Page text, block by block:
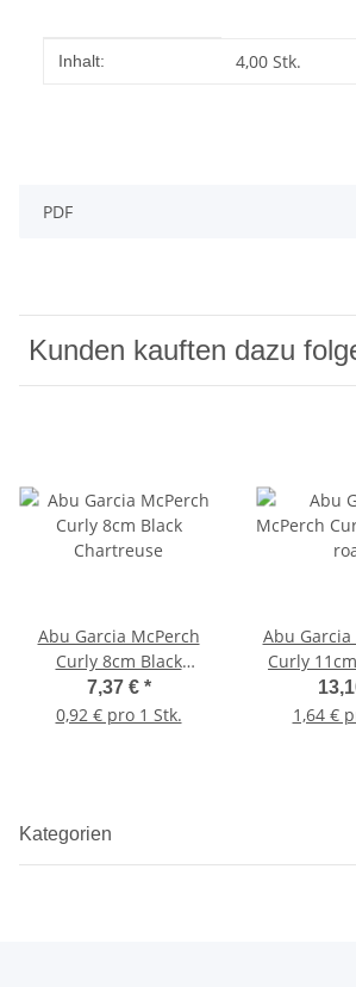
Produkteigenschaft
Wert
Inhalt: 4,00 Stk.
PDF
Kunden kauften dazu
Abu Garcia McPerch
Curly 8cm Black
Chartreuse
7,37 € *
0,92 € pro 1 Stk.
Abu Garcia
Curly
1,64 €
Kategorien